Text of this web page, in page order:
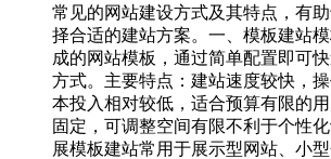
常见的网站建设方式及其特点，有
择合适的建站方案。一、模板建站
成的网站模板，通过简单配置即可
方式。主要特点：建站速度较快，
本投入相对较低，适合预算有限的
固定，可调整空间有限不利于个性
展模板建站常用于展示型网站、小